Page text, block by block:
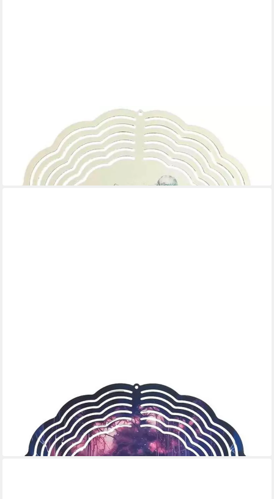
Windspiel Edelstahl 3D Windspiel Windspinner 20cm Biker
Aquarell WI77
16,99 €
lieferbar - in 3-4 Werktagen bei dir
Windspiel Edelstahl 3D Windspiel Windspinner 20cm Meteor
Impact Kunst Violett WI
16,99 €
lieferbar - in 3-4 Werktagen bei dir